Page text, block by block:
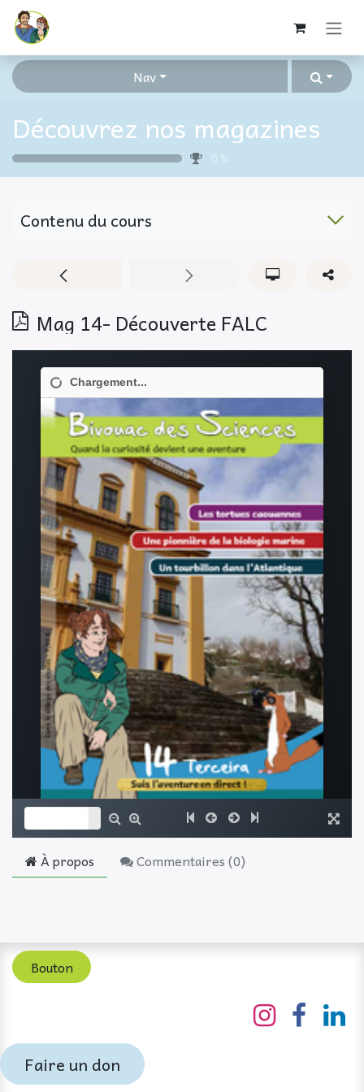
Se rendre au contenu
Nav
Découvrez nos magazines
0 %
Contenu du cours
Mag 14- Découverte FALC
À propos Commentaires (0)
Bouton
Faire un don